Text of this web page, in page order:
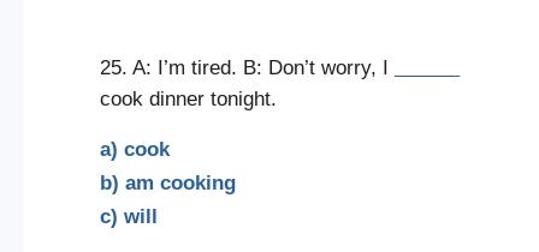
25. A: I’m tired. B: Don’t worry, I
cook dinner tonight.
a) cook
b) am cooking
c) will